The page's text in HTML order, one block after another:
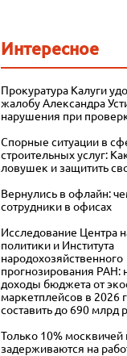
Интересное
Прокуратура Калуги
жалобу Александра
нарушения при
Спорные ситуации в
строительных услуг:
ловушек и защитить
Вернулись в офлайн:
сотрудники в офисах
Исследование Центра
политики и Института
народохозяйственного
прогнозирования РАН:
доходы бюджета от
маркетплейсов в 2026
составить до 690 млрд
Только 10% москвичей
задерживаются на